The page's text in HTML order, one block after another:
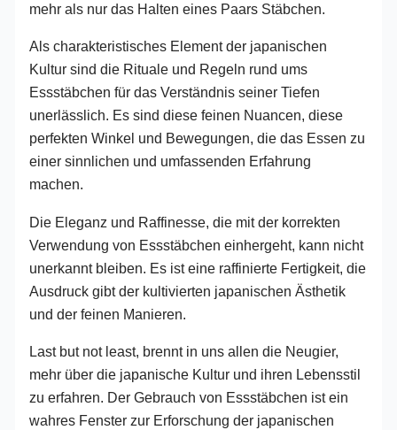
mehr als nur das Halten eines Paars Stäbchen.
Als charakteristisches Element der japanischen
Kultur sind die Rituale und Regeln rund ums
Essstäbchen für das Verständnis seiner Tiefen
unerlässlich. Es sind diese feinen Nuancen, diese
perfekten Winkel und Bewegungen, die das Essen zu
einer sinnlichen und umfassenden Erfahrung
machen.
Die Eleganz und Raffinesse, die mit der korrekten
Verwendung von Essstäbchen einhergeht, kann nicht
unerkannt bleiben. Es ist eine raffinierte Fertigkeit, die
Ausdruck gibt der kultivierten japanischen Ästhetik
und der feinen Manieren.
Last but not least, brennt in uns allen die Neugier,
mehr über die japanische Kultur und ihren Lebensstil
zu erfahren. Der Gebrauch von Essstäbchen ist ein
wahres Fenster zur Erforschung der japanischen